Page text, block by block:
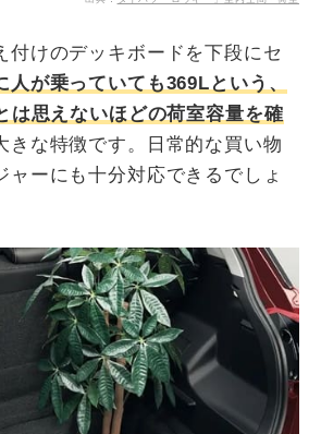
付けのデッキボードを下段にセ
人が乗っていても369Lという、
は思えないほどの荷室容量を確
きな特徴です。日常的な買い物
ャーにも十分対応できるでしょ